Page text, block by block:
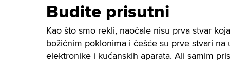
Budite prisutni
Kao što smo rekli, naočale nisu prva stvar
božićnim poklonima i češće su prve stvari
elektronike i kućanskih aparata. Ali samim